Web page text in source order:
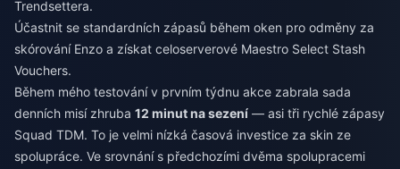
Trendsettera.
Účastnit se standardních zápasů během oken pro odměny za
skórování Enzo a získat celoserverové Maestro Select Stash
Vouchers.
Během mého testování v prvním týdnu akce zabrala sada
denních misí zhruba 12 minut na sezení — asi tři rychlé zápasy
Squad TDM. To je velmi nízká časová investice za skin ze
spolupráce. Ve srovnání s předchozími dvěma spolupracemi